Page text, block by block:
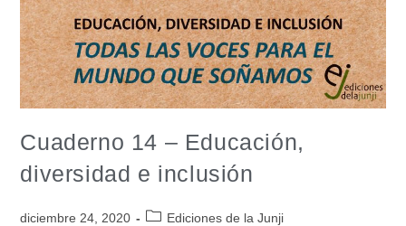
Cuaderno 14 – Educación,
diversidad e inclusión
diciembre 24, 2020 Ediciones de la Junji